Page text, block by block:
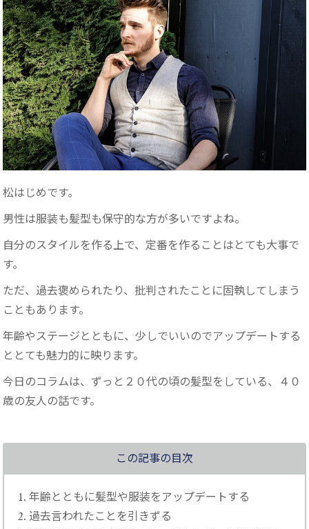
松はじめです。
男性は服装も髪型も保守的な方が多いですよね。
自分のスタイルを作る上で、定番を作ることはとても大事で
す。
ただ、過去褒められたり、批判されたことに固執してしまう
こともあります。
年齢やステージとともに、少しでいいのでアップデートする
ととても魅力的に映ります。
今日のコラムは、ずっと２０代の頃の髪型をしている、４０
歳の友人の話です。
この記事の目次
年齢とともに髪型や服装をアップデートする
過去言われたことを引きずる